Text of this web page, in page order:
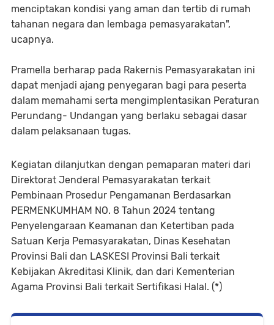
menciptakan kondisi yang aman dan tertib di rumah
tahanan negara dan lembaga pemasyarakatan",
ucapnya.
Pramella berharap pada Rakernis Pemasyarakatan ini
dapat menjadi ajang penyegaran bagi para peserta
dalam memahami serta mengimplentasikan Peraturan
Perundang- Undangan yang berlaku sebagai dasar
dalam pelaksanaan tugas.
Kegiatan dilanjutkan dengan pemaparan materi dari
Direktorat Jenderal Pemasyarakatan terkait
Pembinaan Prosedur Pengamanan Berdasarkan
PERMENKUMHAM NO. 8 Tahun 2024 tentang
Penyelengaraan Keamanan dan Ketertiban pada
Satuan Kerja Pemasyarakatan, Dinas Kesehatan
Provinsi Bali dan LASKESI Provinsi Bali terkait
Kebijakan Akreditasi Klinik, dan dari Kementerian
Agama Provinsi Bali terkait Sertifikasi Halal. (*)